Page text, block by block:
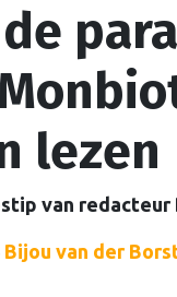
lezen
van redacteur
Bijou van der